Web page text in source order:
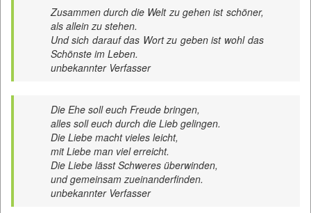
Zusammen durch die Welt zu gehen ist schöner,
als allein zu stehen.
Und sich darauf das Wort zu geben ist wohl das
Schönste im Leben.
unbekannter Verfasser
Die Ehe soll euch Freude bringen,
alles soll euch durch die Lieb gelingen.
Die Liebe macht vieles leicht,
mit Liebe man viel erreicht.
Die Liebe lässt Schweres überwinden,
und gemeinsam zueinanderfinden.
unbekannter Verfasser